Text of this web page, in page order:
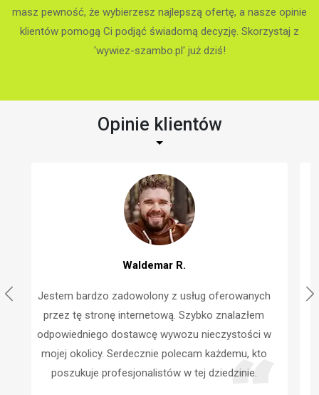
masz pewność, że wybierzesz najlepszą ofertę, a nasze opinie
klientów pomogą Ci podjąć świadomą decyzję. Skorzystaj z
'wywiez-szambo.pl' już dziś!
Opinie klientów
Andrzej K.
Korzystałem z tej strony internetowej podczas
zakupu szamba dla mojego domu. Z ogromną
radością mogę stwierdzić, że strona ta jest
świetnym miejscem dla osób poszukujących
rzetelnych informacji oraz sprawdzonych